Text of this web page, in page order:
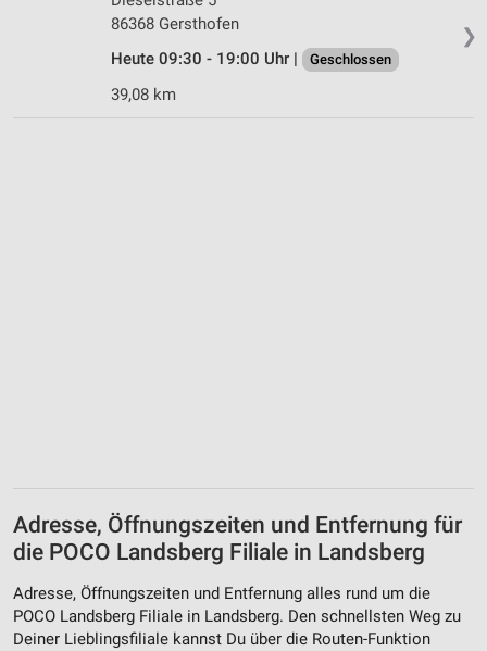
❯
86368 Gersthofen
Heute 09:30 - 19:00 Uhr |
Geschlossen
39,08 km
Adresse, Öffnungszeiten und Entfernung für
die POCO Landsberg Filiale in Landsberg
Adresse, Öffnungszeiten und Entfernung alles rund um die
POCO Landsberg Filiale in Landsberg. Den schnellsten Weg zu
Deiner Lieblingsfiliale kannst Du über die Routen-Funktion